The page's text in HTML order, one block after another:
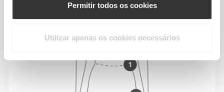
Permitir todos os cookies
Utilizar apenas os cookies necessários